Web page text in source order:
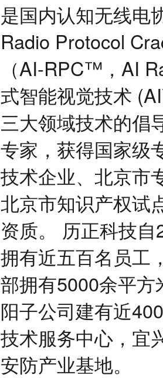
是国内认知无线电
Radio Protocol
（AI-RPC™，AI
式智能视觉技术
三大领域技术的倡
专家，获得国家级
技术企业、北京市
北京市知识产权试
资质。 历正科技
拥有近五百名员工
部拥有5000余平
阳子公司建有近
技术服务中心，宜
安防产业基地。